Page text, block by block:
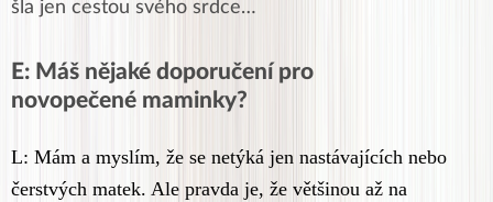
šla jen cestou svého srdce…
E: Máš nějaké doporučení pro
novopečené maminky?
L: Mám a myslím, že se netýká jen nastávajících nebo
čerstvých matek. Ale pravda je, že většinou až na